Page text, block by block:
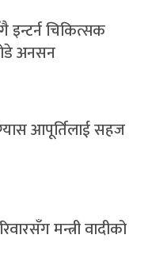
चिकित्सक
अनसन
आपूर्तिलाई सहज
मन्त्री वादीको